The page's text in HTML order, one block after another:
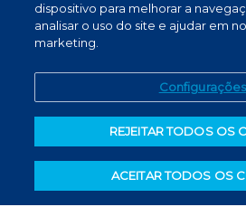
PT (BR)
dispositivo para melhorar a
analisar o uso do site e ajudar em
marketing.
Configurações
REJEITAR TODOS OS
ACEITAR TODOS OS